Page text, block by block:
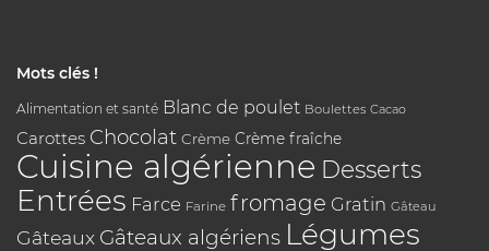
Mots clés !
Alimentation et santé Blanc de poulet Boulettes Cacao
Carottes Chocolat Crème Crème fraîche
Cuisine algérienne Desserts
Entrées Farce Farine fromage Gratin Gâteau
Gâteaux Gâteaux algériens Légumes